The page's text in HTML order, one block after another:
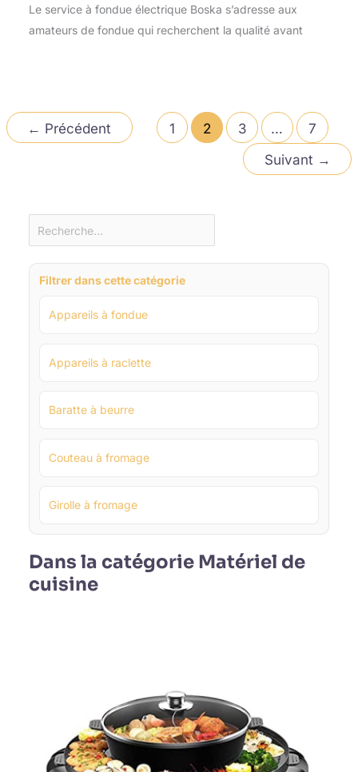
Le service à fondue électrique Boska s’adresse aux
amateurs de fondue qui recherchent la qualité avant
← Précédent 1 2 3 …
7
Suivant →
Filtrer dans cette catégorie
Appareils à fondue
Appareils à raclette
Baratte à beurre
Couteau à fromage
Girolle à fromage
Dans la catégorie Matériel de
cuisine